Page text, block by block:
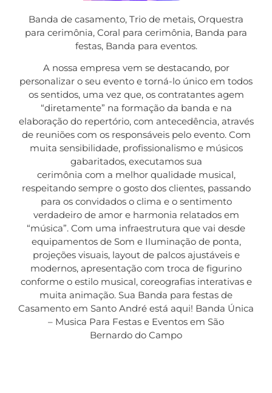
Banda de casamento, Trio de metais, Orquestra
para cerimônia, Coral para cerimônia, Banda para
festas, Banda para eventos.
A nossa empresa vem se destacando, por
personalizar o seu evento e torná-lo único em todos
os sentidos, uma vez que, os contratantes agem
“diretamente” na formação da banda e na
elaboração do repertório, com antecedência, através
de reuniões com os responsáveis pelo evento. Com
muita sensibilidade, profissionalismo e músicos
gabaritados, executamos sua
cerimônia com a melhor qualidade musical,
respeitando sempre o gosto dos clientes, passando
para os convidados o clima e o sentimento
verdadeiro de amor e harmonia relatados em
“música”. Com uma infraestrutura que vai desde
equipamentos de Som e Iluminação de ponta,
projeções visuais, layout de palcos ajustáveis e
modernos, apresentação com troca de figurino
conforme o estilo musical, coreografias interativas e
muita animação. Sua Banda para festas de
Casamento em Santo André está aqui! Banda Única
– Musica Para Festas e Eventos em São
Bernardo do Campo